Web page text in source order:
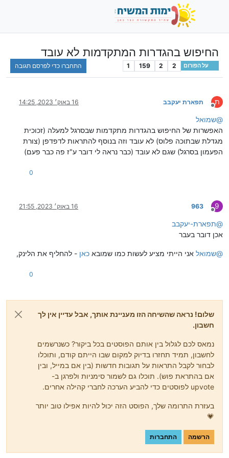
החיפוש בהגדרות המתקדמות לא עובד
על הפורום 2
2
159
1 התחברו כדי לפרסם תגובה
ת
מנותק
תפארת יעקבב 16 באוק׳ 2023, 14:25
@שמואל
האפשרות של החיפוש בהגדרות מתקדמות שבסרגל למעלה (זכוכית
מגדלת שבתוכה פלוס) לא עובד וזה בנוסף להתראות לדפדפן (צורת
הפעמון בסרגל) שגם לא עובד (כבר נראה לי דובר ע"ז פה כבר פעם)
0
9
מנותק
963 16 באוק׳ 2023, 21:55
@תפארת-יעקבב
אכן דובר בעבר
@שמואל אני הייתי מציע לעשות כמו שמובא כאן - להחליף את הלינק,
0
שלום! נראה שהשיחה הזו מעניינת אותך, אבל עדיין אין לך
חשבון.
נמאס לכם לגלול בין אותם הפוסטים בכל ביקור? כשנרשמים
לחשבון, תמיד תחזרו בדיוק למקום שבו הייתם קודם, ותוכלו
לבחור לקבל התראות על תגובות חדשות (בין אם במייל, ובין
אם בהתראת פוש). תוכלו גם לשמור סימניות ולפרגן ב-
upvote לפוסטים כדי להביע הערכה לחברי קהילה אחרים.
בעזרת התרומה שלך, הפוסט הזה יכול להיות אפילו טוב יותר
💗
הרשמה התחברות